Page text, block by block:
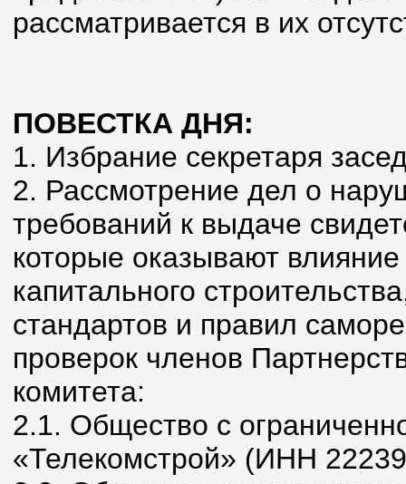
рассматривается в их
ПОВЕСТКА ДНЯ:
1. Избрание секретаря
2. Рассмотрение дел о
требований к выдаче
которые оказывают
капитального
стандартов и правил
проверок членов
комитета:
2.1. Общество с
«Телекомстрой» (ИНН